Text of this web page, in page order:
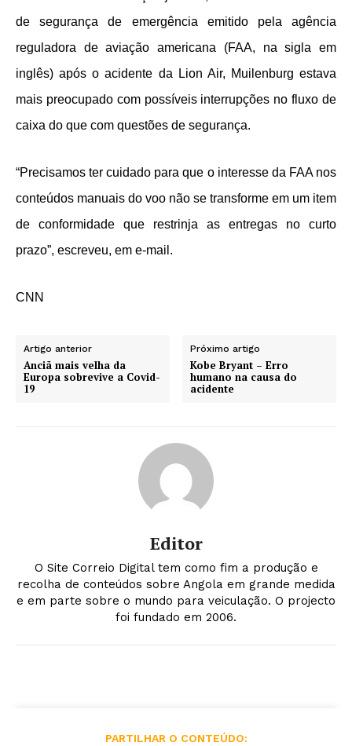
de segurança de emergência emitido pela agência
reguladora de aviação americana (FAA, na sigla em
inglês) após o acidente da Lion Air, Muilenburg estava
mais preocupado com possíveis interrupções no fluxo de
caixa do que com questões de segurança.
“Precisamos ter cuidado para que o interesse da FAA nos
conteúdos manuais do voo não se transforme em um item
de conformidade que restrinja as entregas no curto
prazo”, escreveu, em e-mail.
CNN
Artigo anterior
Anciã mais velha da
Europa sobrevive a Covid-
19
Próximo artigo
Kobe Bryant – Erro
humano na causa do
acidente
Editor
O Site Correio Digital tem como fim a produção e
recolha de conteúdos sobre Angola em grande medida
e em parte sobre o mundo para veiculação. O projecto
foi fundado em 2006.
PARTILHAR O CONTEÚDO: